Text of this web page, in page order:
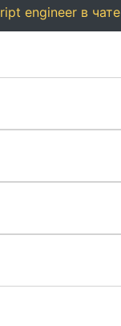
engineer в чате